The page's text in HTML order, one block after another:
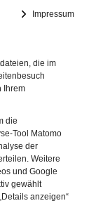
Impressum
die im
Ihrem
die
Tool Matomo
der
Weitere
und Google
gewählt
anzeigen“
an
oder in